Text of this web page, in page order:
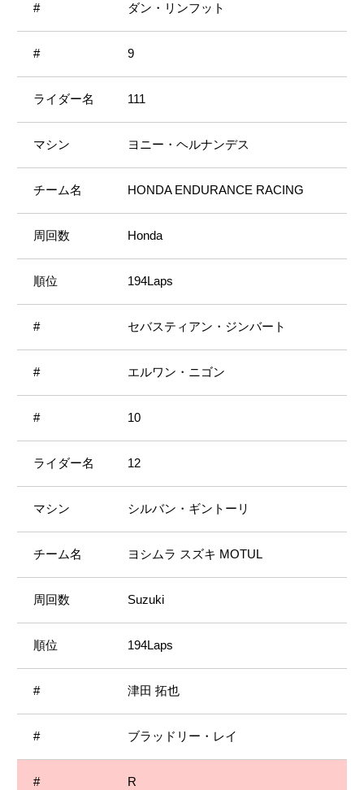
ダン・リンフット
9
111
ヨニー・ヘルナンデス
HONDA ENDURANCE RACING
Honda
194Laps
セバスティアン・ジンバート
エルワン・ニゴン
10
12
シルバン・ギントーリ
ヨシムラ スズキ MOTUL
Suzuki
194Laps
津田 拓也
ブラッドリー・レイ
R